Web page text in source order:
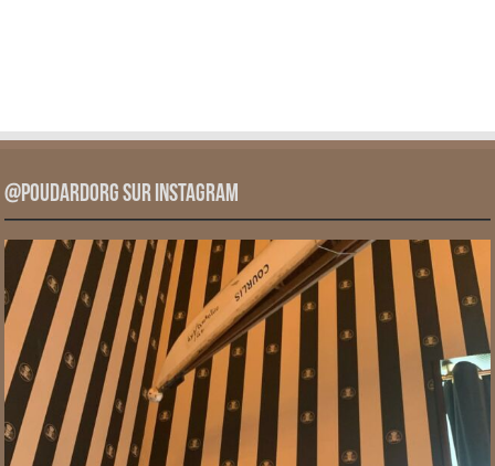
@PoudardOrg sur Instagram